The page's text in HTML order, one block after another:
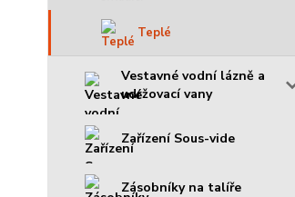
Teplé
Vestavné vodní lázně a
udržovací vany
Zařízení Sous-vide
Zásobníky na talíře